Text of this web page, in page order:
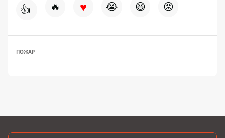
👍 🔥 ♥ 😭 😆 😡
ПОЖАР